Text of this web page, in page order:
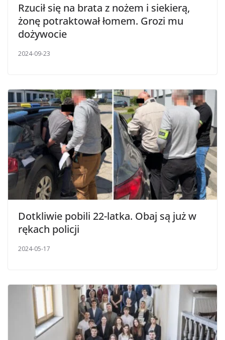
Rzucił się na brata z nożem i siekierą,
żonę potraktował łomem. Grozi mu
dożywocie
2024-09-23
Dotkliwie pobili 22-latka. Obaj są już w
rękach policji
2024-05-17